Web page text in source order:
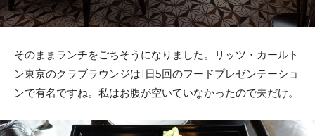
そのままランチをごちそうになりました。リッツ・カールト
ン東京のクラブラウンジは1日5回のフードプレゼンテーショ
ンで有名ですね。私はお腹が空いていなかったので夫だけ。